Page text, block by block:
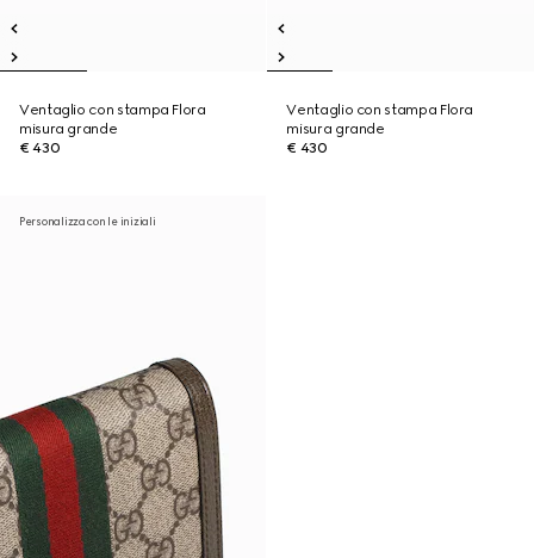
Ventaglio con stampa Flora
misura grande
€ 430
Ventaglio con stampa Flora
misura grande
€ 430
Personalizza con le iniziali